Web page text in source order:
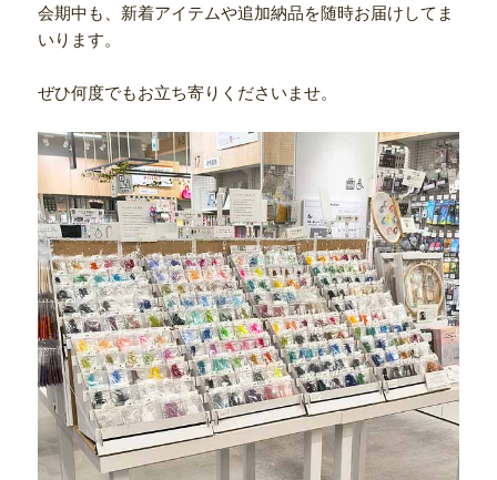
会期中も、新着アイテムや追加納品を随時お届けしてま
いります。
ぜひ何度でもお立ち寄りくださいませ。